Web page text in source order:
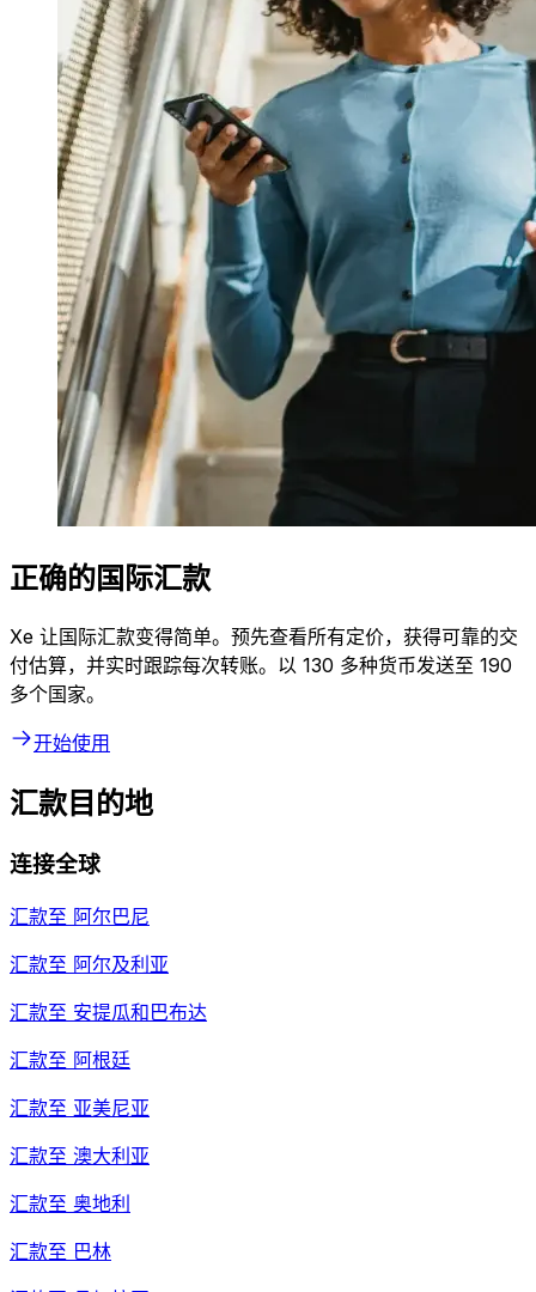
正确的国际汇款
Xe 让国际汇款变得简单。预先查看所有定价，获得可靠的交
付估算，并实时跟踪每次转账。以 130 多种货币发送至 190
多个国家。
开始使用
汇款目的地
连接全球
汇款至 阿尔巴尼
汇款至 阿尔及利亚
汇款至 安提瓜和巴布达
汇款至 阿根廷
汇款至 亚美尼亚
汇款至 澳大利亚
汇款至 奥地利
汇款至 巴林